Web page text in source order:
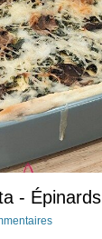
- Épinards